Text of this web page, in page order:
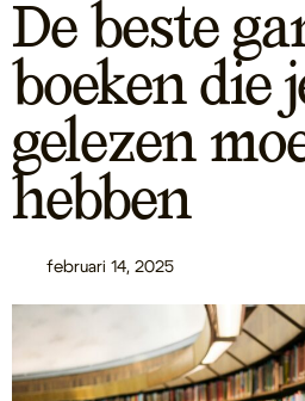
De beste
boeken die
gelezen
hebben
februari 14, 2025